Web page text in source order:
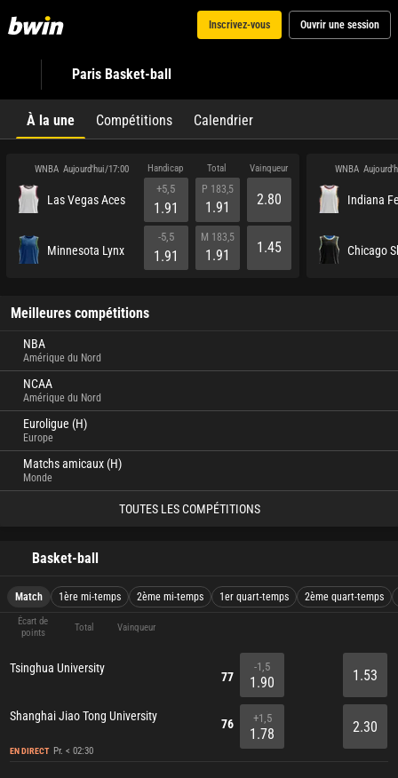
Inscrivez-vous Ouvrir une session
Paris Basket-ball
À la une Compétitions Calendrier
WNBA Aujourd'hui/17:00 Handicap Total Vainqueur
Las Vegas Aces
Minnesota Lynx
+5,5
1.91
-5,5
1.91
P 183,5
1.91
M 183,5
1.91
2.80
1.45
WNBA
Indiana
Chicago
Meilleures compétitions
NBA
Amérique du Nord
NCAA
Amérique du Nord
Euroligue (H)
Europe
Matchs amicaux (H)
Monde
TOUTES LES COMPÉTITIONS
Basket-ball
Match 1ère mi-temps 2ème mi-temps 1er quart-temps 2ème quart-temps
Écart de
points
Total Vainqueur
Tsinghua University
Shanghai Jiao Tong University
EN DIRECT Pr. < 02:30
77
76
-1,5
1.90
+1,5
1.78
1.53
2.30